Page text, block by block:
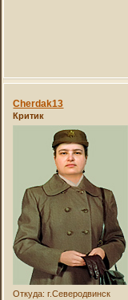
Cherdak13
Критик
Откуда: г.Северодвинск